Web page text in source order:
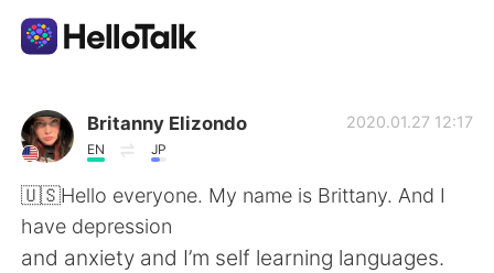
Language Exchange App
AI Grammar Checker
English
Britanny Elizondo
EN JP
2020.01.27 12:17
🇺🇸Hello everyone. My name is Brittany. And I
have depression
and anxiety and I’m self learning languages.